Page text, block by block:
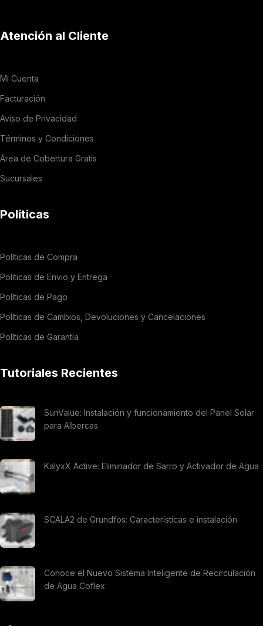
Atención al Cliente
Mi Cuenta
Facturación
Aviso de Privacidad
Términos y Condiciones
Área de Cobertura Gratis
Sucursales
Políticas
Políticas de Compra
Politicas de Envio y Entrega
Políticas de Pago
Políticas de Cambios, Devoluciones y Cancelaciones
Políticas de Garantía
Tutoriales Recientes
SunValue: Instalación y funcionamiento del Panel Solar
para Albercas
KalyxX Active: Eliminador de Sarro y Activador de Agua
SCALA2 de Grundfos: Características e instalación
Conoce el Nuevo Sistema Inteligente de Recirculación
de Agua Coflex